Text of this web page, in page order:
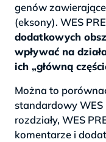
genów
(eksony). WES
dodatkowych
wpływać na
ich „główną
Można to
standardowy
rozdziały, WES
komentarze i